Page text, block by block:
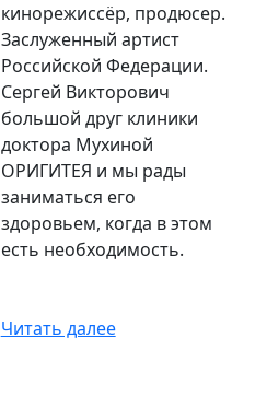
кинорежиссёр, продюсер.
Заслуженный артист
Российской Федерации.
Сергей Викторович
большой друг клиники
доктора Мухиной
ОРИГИТЕЯ и мы рады
заниматься его
здоровьем, когда в этом
есть необходимость.
Читать далее